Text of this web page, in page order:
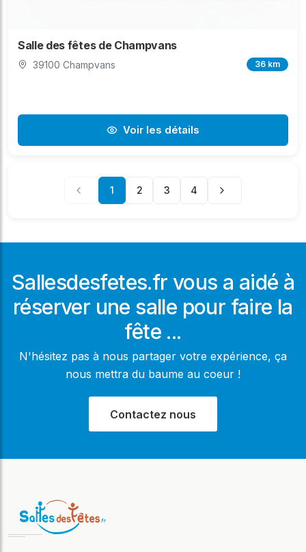
Salle des fêtes de Champvans
39100 Champvans 36 km
Voir les détails
1 2 3 4
Sallesdesfetes.fr vous a aidé à
réserver une salle pour faire la
fête ...
N'hésitez pas à nous partager votre expérience, ça
nous mettra du baume au coeur !
Contactez nous